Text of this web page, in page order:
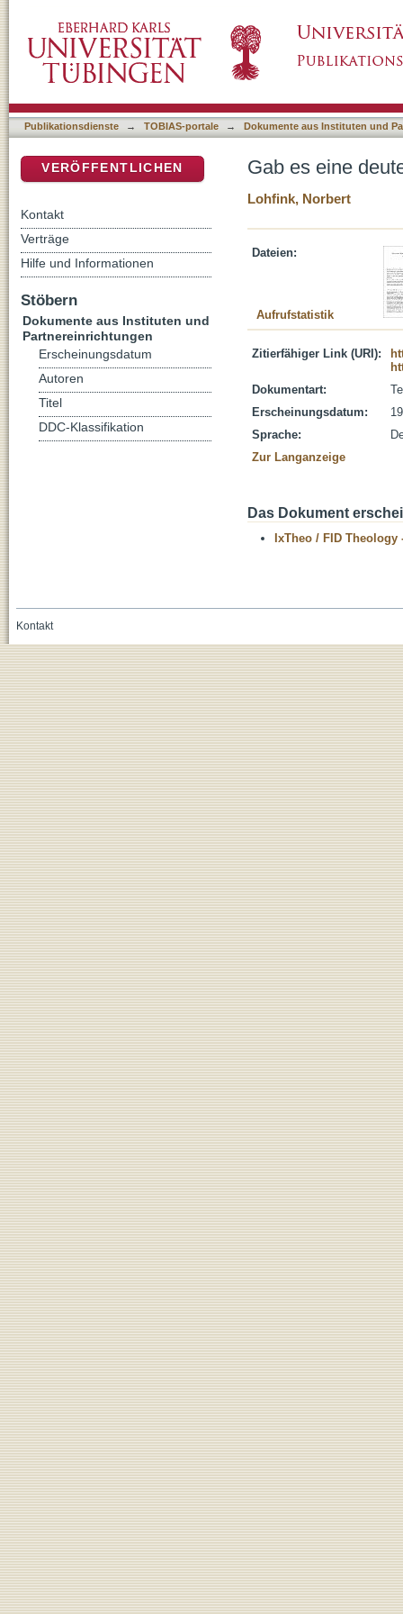
Publikationsdienste → TOBIAS-portale → Dokumente aus Instituten und
Gab es eine
Lohfink, Norbert
Dateien:
Aufrufstatistik
Zitierfähiger Link (URI):
Dokumentart:
Erscheinungsdatum:
Sprache:
Zur Langanzeige
Das Dokument
IxTheo / FID Theology
VERÖFFENTLICHEN
Kontakt
Verträge
Hilfe und Informationen
Stöbern
Dokumente aus Instituten und
Partnereinrichtungen
Erscheinungsdatum
Autoren
Titel
DDC-Klassifikation
Kontakt